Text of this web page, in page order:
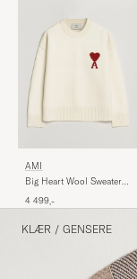
AMI
Big Heart Wool Sweater
4 499,-
KLÆR / GENSERE